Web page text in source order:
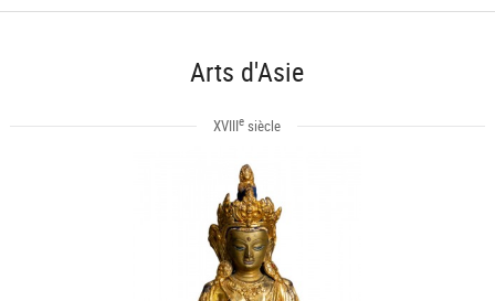
Arts d'Asie
XVIIIe siècle